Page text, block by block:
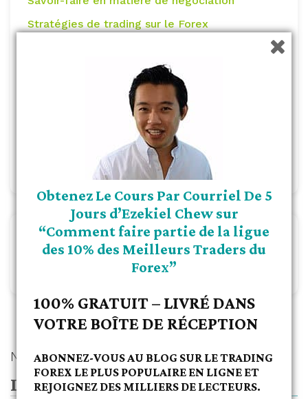
Stratégies de trading sur le Forex
Indicateurs de trading Forex
Le Forex pour les débutants
POSTES CONNEXES
No related posts.
RELATED ARTICLES
No related photos.
LEAVE A REPLY
Obtenez Le Cours Par Courriel De 5
Jours d’Ezekiel Chew sur
“Comment faire partie de la ligue
des 10% des Meilleurs Traders du
Forex”
100% GRATUIT – LIVRÉ DANS
VOTRE BOÎTE DE RÉCEPTION
ABONNEZ-VOUS AU BLOG SUR LE TRADING
FOREX LE PLUS POPULAIRE EN LIGNE ET
REJOIGNEZ DES MILLIERS DE LECTEURS.